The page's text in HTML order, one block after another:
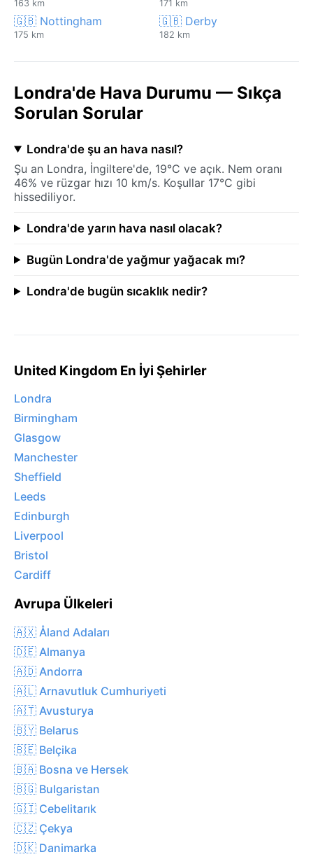
163 km 171 km
🇬🇧 Nottingham
175 km
🇬🇧 Derby
182 km
Londra'de Hava Durumu — Sıkça
Sorulan Sorular
Londra'de şu an hava nasıl?
Şu an Londra, İngiltere'de, 19°C ve açık. Nem oranı
46% ve rüzgar hızı 10 km/s. Koşullar 17°C gibi
hissediliyor.
Londra'de yarın hava nasıl olacak?
Bugün Londra'de yağmur yağacak mı?
Londra'de bugün sıcaklık nedir?
United Kingdom En İyi Şehirler
Londra
Birmingham
Glasgow
Manchester
Sheffield
Leeds
Edinburgh
Liverpool
Bristol
Cardiff
Avrupa Ülkeleri
🇦🇽 Åland Adaları
🇩🇪 Almanya
🇦🇩 Andorra
🇦🇱 Arnavutluk Cumhuriyeti
🇦🇹 Avusturya
🇧🇾 Belarus
🇧🇪 Belçika
🇧🇦 Bosna ve Hersek
🇧🇬 Bulgaristan
🇬🇮 Cebelitarık
🇨🇿 Çekya
🇩🇰 Danimarka